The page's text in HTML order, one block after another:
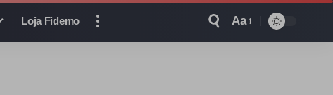
Loja Fidemo Aa